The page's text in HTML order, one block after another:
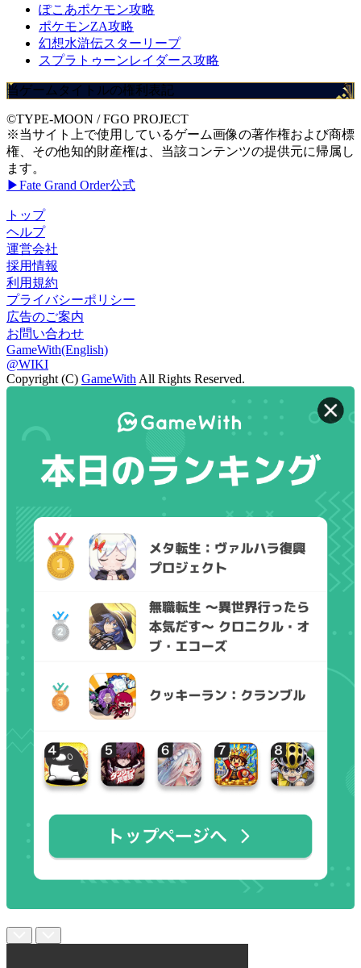
ぽこあポケモン攻略
ポケモンZA攻略
幻想水滸伝スターリープ
スプラトゥーンレイダース攻略
当ゲームタイトルの権利表記
©TYPE-MOON / FGO PROJECT
※当サイト上で使用しているゲーム画像の著作権および商標
権、その他知的財産権は、当該コンテンツの提供元に帰属し
ます。
▶Fate Grand Order公式
トップ
ヘルプ
運営会社
採用情報
利用規約
プライバシーポリシー
広告のご案内
お問い合わせ
GameWith(English)
@WIKI
Copyright (C) GameWith All Rights Reserved.